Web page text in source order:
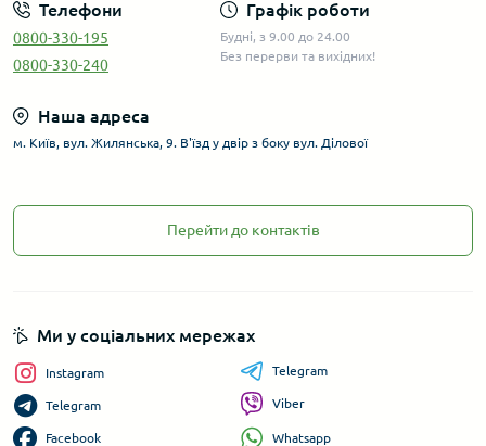
Телефони
0800-330-195
0800-330-240
Графік роботи
Будні, з 9.00 до 24.00
Без перерви та вихідних!
Наша адреса
м. Київ, вул. Жилянська, 9. В'їзд у двір з боку вул. Ділової
Перейти до контактів
Ми у соціальних мережах
Instagram
Telegram
Facebook
Telegram
Viber
Whatsapp